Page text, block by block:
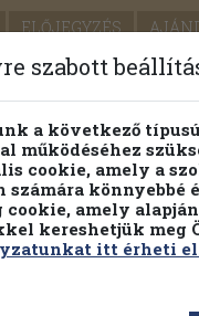
ELŐJEGYZÉS
ÁRAINK
Részletes kereső
szabott
a következő
működéséhez
cookie, amely a
számára könnyebbé
amely
kereshetjük meg
itt érheti